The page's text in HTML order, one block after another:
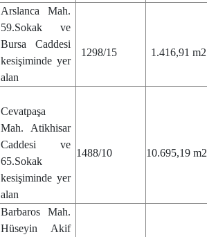
Arslanca Mah.
59.Sokak ve
Bursa Caddesi
kesişiminde yer
alan
1298/15 1.416,91 m2
Cevatpaşa
Mah. Atikhisar
Caddesi ve
65.Sokak
kesişiminde yer
alan
1488/10 10.695,19 m2
Barbaros Mah.
Hüseyin Akif